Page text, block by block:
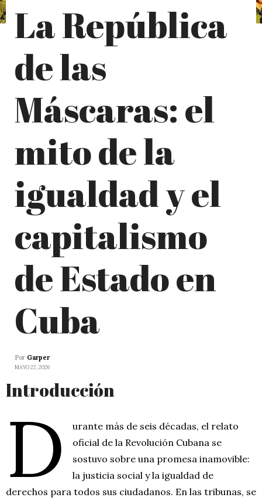
La República
de las
Máscaras: el
mito de la
igualdad y el
capitalismo
de Estado en
Cuba
Por Garper
MAYO 22, 2026
Introducción
D
urante más de seis décadas, el relato
oficial de la Revolución Cubana se
sostuvo sobre una promesa inamovible:
la justicia social y la igualdad de
derechos para todos sus ciudadanos. En las tribunas, se